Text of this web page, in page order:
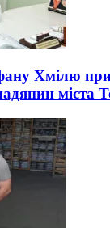
Хмілю
міста